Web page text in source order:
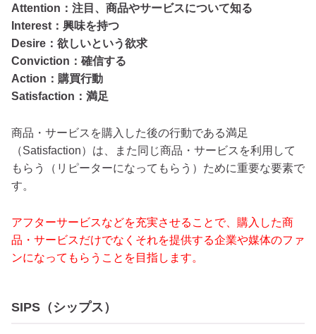
Attention：注目、商品やサービスについて知る
Interest：興味を持つ
Desire：欲しいという欲求
Conviction：確信する
Action：購買行動
Satisfaction：満足
商品・サービスを購入した後の行動である満足
（Satisfaction）は、また同じ商品・サービスを利用して
もらう（リピーターになってもらう）ために重要な要素で
す。
アフターサービスなどを充実させることで、購入した商
品・サービスだけでなくそれを提供する企業や媒体のファ
ンになってもらうことを目指します。
SIPS（シップス）